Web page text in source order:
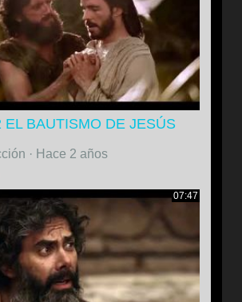
EL BAUTISMO DE JESÚS
· Hace 2 años
07:47